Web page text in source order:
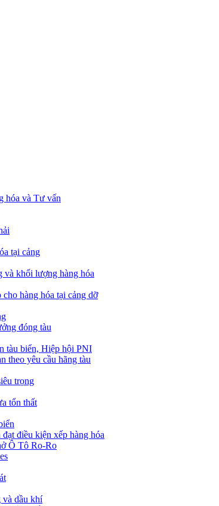
hóa và Tư vấn
tại cảng
và khối lượng hàng hóa
hàng hóa tại cảng dỡ
đóng tàu
tàu biển, Hiệp hội PNI
theo yêu cầu hãng tàu
trọng
tổn thất
điều kiện xếp hàng hóa
Ô Tô Ro-Ro
và dầu khí